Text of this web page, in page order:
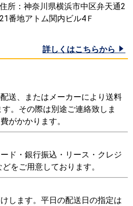
所：神奈川県横浜市中区弁天通2
番地アトム関内ビル4Ｆ
詳しくはこちらから
送、またはメーカーにより送料
。その際は別途ご連絡致しま
がかかります。
ド・銀行振込・リース・クレジ
をご用意しております。
します。平日の配送日の指定は